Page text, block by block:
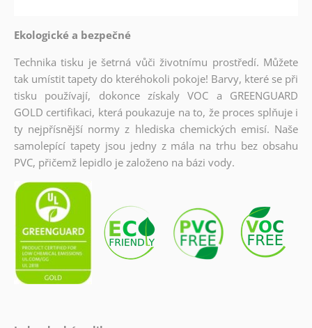
Ekologické a bezpečné
Technika tisku je šetrná vůči životnímu prostředí. Můžete
tak umístit tapety do kteréhokoli pokoje! Barvy, které se při
tisku používají, dokonce získaly VOC a GREENGUARD
GOLD certifikaci, která poukazuje na to, že proces splňuje i
ty nejpřísnější normy z hlediska chemických emisí. Naše
samolepící tapety jsou jedny z mála na trhu bez obsahu
PVC, přičemž lepidlo je založeno na bázi vody.